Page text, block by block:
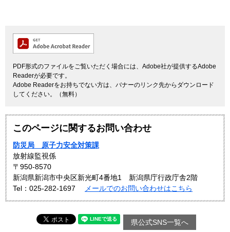
PDF形式のファイルをご覧いただく場合には、Adobe社が提供するAdobe
Readerが必要です。
Adobe Readerをお持ちでない方は、バナーのリンク先からダウンロード
してください。（無料）
このページに関するお問い合わせ
防災局 原子力安全対策課
放射線監視係
〒950-8570
新潟県新潟市中央区新光町4番地1 新潟県庁行政庁舎2階
Tel：025-282-1697
メールでのお問い合わせはこちら
県公式SNS一覧へ